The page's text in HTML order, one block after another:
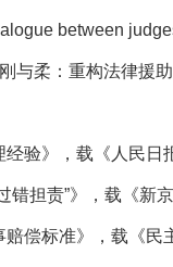
between
与柔：重构法律援
验》，载《人民日
错担责”》，载《新
偿标准》，载《民